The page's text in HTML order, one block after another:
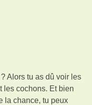
Alors tu as dû voir les
les cochons. Et bien
la chance, tu peux